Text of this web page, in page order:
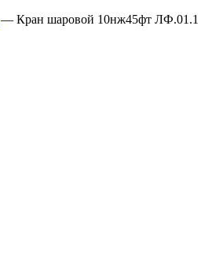
— Кран шаровой 10нж45фт ЛФ.01.1